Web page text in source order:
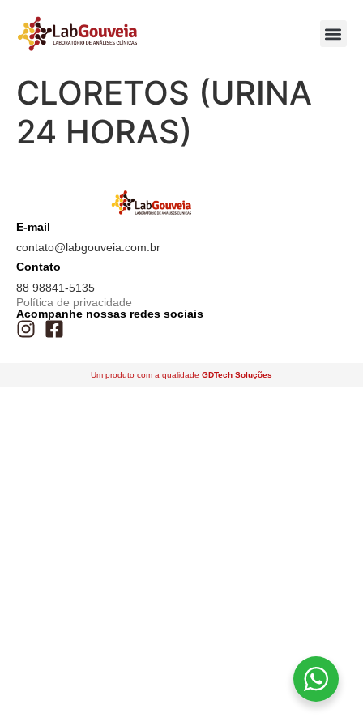
CLORETOS (URINA
24 HORAS)
E-mail
contato@labgouveia.com.br
Contato
88 98841-5135
Política de privacidade
Acompanhe nossas redes sociais
Um produto com a qualidade GDTech Soluções